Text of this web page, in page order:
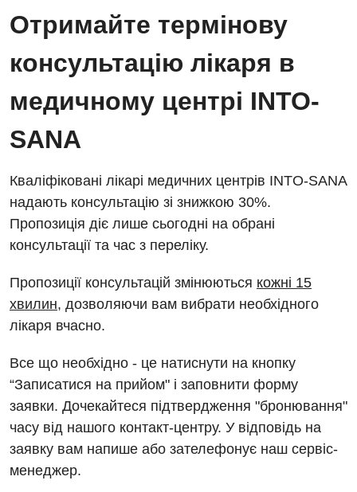
Відгуки
Відео
Діагностичне відділення
Комп’ютерна томографія
Магнітно-резонансна томографія
Мамографія
Нейросонографія
Рентгенографія
УЗД
Для дорослих
Акушерство і гінекологія
Андрологія
Безоплатні послуги
Відділення інтенсивної терапії
Відділення кардіосудинної патології та неврології
Відділення невідкладних станів
Відділення інтенсивної терапії
Гінекологічне відділення
Діагностичне відділення
Ендоскопічне відділення
Онкологічне відділлення
Офтальмологічне відділення
Педіатричне відділення
Травматологічне відділення
Урологічне відділення
Хірургічне відділення
Швидка медична допомога
Лікування гострого інфаркту
Національний скринінг здоров’я 40+
Українська
Російська
Отримайте термінову
консультацію лікаря в
медичному центрі INTO-
SANA
Кваліфіковані лікарі медичних центрів INTO-SANA
надають консультацію зі знижкою 30%.
Пропозиція діє лише сьогодні на обрані
консультації та час з переліку.
Пропозиції консультацій змінюються кожні 15
хвилин, дозволяючи вам вибрати необхідного
лікаря вчасно.
Все що необхідно - це натиснути на кнопку
“Записатися на прийом" і заповнити форму
заявки. Дочекайтеся підтвердження "бронювання"
часу від нашого контакт-центру. У відповідь на
заявку вам напише або зателефонує наш сервіс-
менеджер.